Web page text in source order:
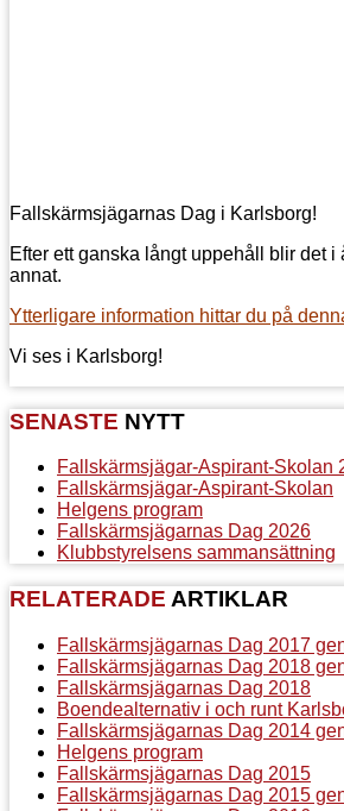
Fallskärmsjägarnas Dag i Karlsborg!
Efter ett ganska långt uppehåll blir det
annat.
Ytterligare information hittar du på
Vi ses i Karlsborg!
SENASTE NYTT
Fallskärmsjägar-Aspirant-Skolan
Fallskärmsjägar-Aspirant-Skolan
Helgens program
Fallskärmsjägarnas Dag 2026
Klubbstyrelsens sammansättning
RELATERADE ARTIKLAR
Fallskärmsjägarnas Dag 2017
Fallskärmsjägarnas Dag 2018
Fallskärmsjägarnas Dag 2018
Boendealternativ i och runt
Fallskärmsjägarnas Dag 2014
Helgens program
Fallskärmsjägarnas Dag 2015
Fallskärmsjägarnas Dag 2015